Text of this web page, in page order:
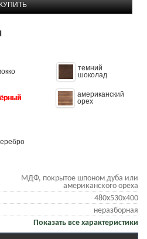
темний
шоколад
американский
орех
МДФ, покрытое шпоном дуба или
американского ореха
480х530х400
неразборная
Показать все характеристики